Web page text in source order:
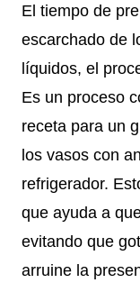
El tiempo de
escarchado de
líquidos, el
Es un proceso
receta para un
los vasos con
refrigerador.
que ayuda a
evitando que
arruine la